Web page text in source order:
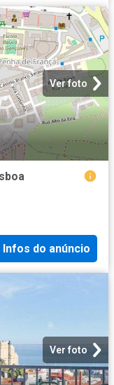
Ver foto
Infos do anúncio
Ver foto